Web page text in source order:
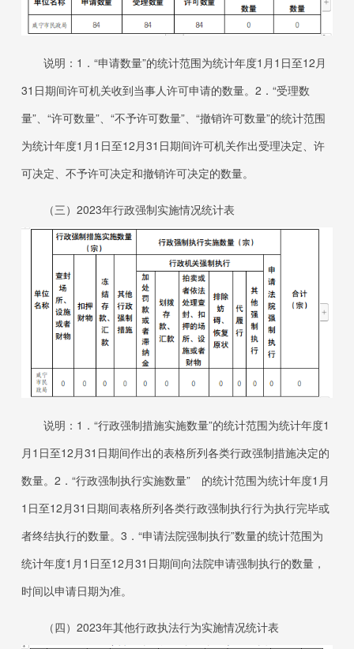
说明： 1．“申请数量”的统计范围为统计年度1 月 1 日至12 月
31 日期间许可机关收到当事人许可申请的数量。 2．“受理数
量”、“许可数量”、“不予许可数量”、“撤销许可数量”的统计范围
为统计年度1 月 1 日至12 月31 日期间许可机关作出受理决定、许
可决定、不予许可决定和撤销许可决定的数量。
（三） 2023年行政强制实施情况统计表
说明： 1．“行政强制措施实施数量”的统计范围为统计年度1
月 1 日至12 月31 日期间作出的表格所列各类行政强制措施决定的
数量。 2．“行政强制执行实施数量” 的统计范围为统计年度1 月
1 日至12 月31 日期间表格所列各类行政强制执行行为执行完毕或
者终结执行的数量。 3．“申请法院强制执行”数量的统计范围为
统计年度1 月 1 日至12 月31 日期间向法院申请强制执行的数量，
时间以申请日期为准。
（四） 2023年其他行政执法行为实施情况统计表